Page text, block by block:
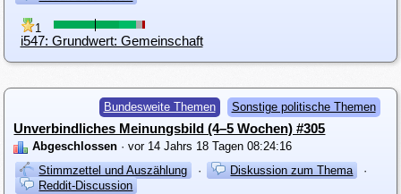
1
i547: Grundwert: Gemeinschaft
Bundesweite Themen Sonstige politische Themen
Unverbindliches Meinungsbild (4–5 Wochen) #305
Abgeschlossen · vor 14 Jahrs 18 Tagen 08:24:16
Stimmzettel und Auszählung
· Diskussion zum Thema
·
Reddit-Discussion